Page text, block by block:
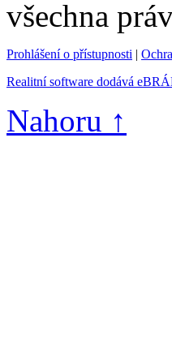
všechna
Prohlášení o přístupnosti |
Realitní software dodává
Nahoru ↑